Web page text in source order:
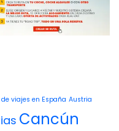
viajes en España Austria
Cancún